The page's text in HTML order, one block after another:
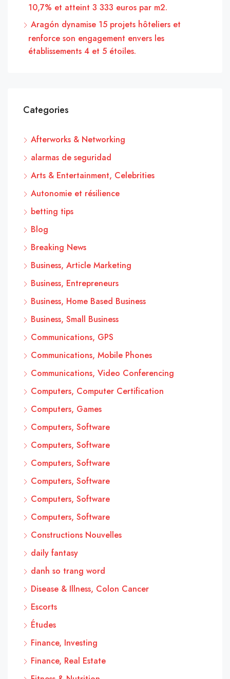
10,7% et atteint 3 333 euros par m2.
Aragón dynamise 15 projets hôteliers et
renforce son engagement envers les
établissements 4 et 5 étoiles.
Categories
Afterworks & Networking
alarmas de seguridad
Arts & Entertainment, Celebrities
Autonomie et résilience
betting tips
Blog
Breaking News
Business, Article Marketing
Business, Entrepreneurs
Business, Home Based Business
Business, Small Business
Communications, GPS
Communications, Mobile Phones
Communications, Video Conferencing
Computers, Computer Certification
Computers, Games
Computers, Software
Computers, Software
Computers, Software
Computers, Software
Computers, Software
Computers, Software
Constructions Nouvelles
daily fantasy
danh so trang word
Disease & Illness, Colon Cancer
Escorts
Études
Finance, Investing
Finance, Real Estate